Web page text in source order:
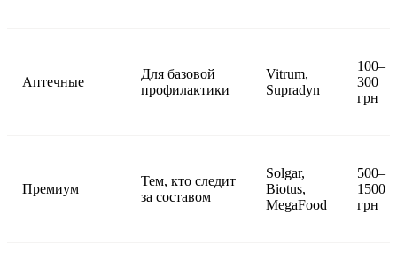
Аптечные
Для базовой
профилактики
Vitrum,
Supradyn
100–
300
грн
Премиум
Тем, кто следит
за составом
Solgar,
Biotus,
MegaFood
500–
1500
грн